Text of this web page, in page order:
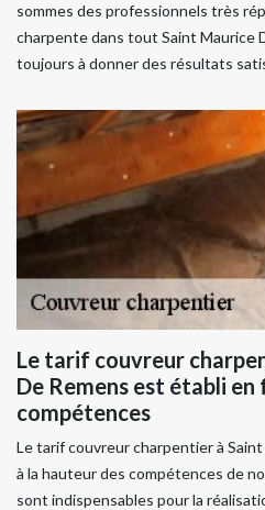
sommes des professionnels très
charpente dans tout Saint Maurice
toujours à donner des résultats
Le tarif couvreur
De Remens est établi
compétences
Le tarif couvreur charpentier à
à la hauteur des compétences de
sont indispensables pour la